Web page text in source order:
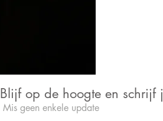
Blijf op de hoogte en schrijf
Mis geen enkele update